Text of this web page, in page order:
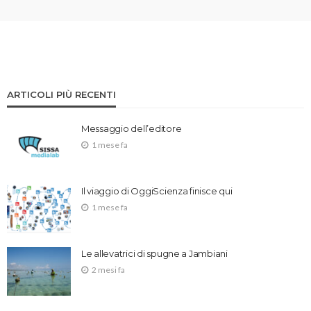
ARTICOLI PIÙ RECENTI
Messaggio dell’editore
1 mese fa
Il viaggio di OggiScienza finisce qui
1 mese fa
Le allevatrici di spugne a Jambiani
2 mesi fa